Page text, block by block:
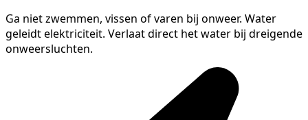
Ga niet zwemmen, vissen of varen bij onweer. Water
geleidt elektriciteit. Verlaat direct het water bij dreigende
onweersluchten.